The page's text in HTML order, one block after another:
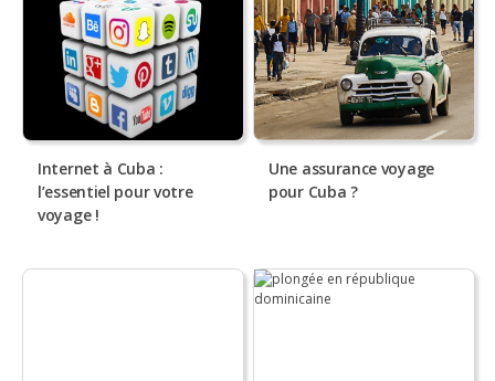
Internet à Cuba :
l’essentiel pour votre
voyage !
Une assurance voyage
pour Cuba ?